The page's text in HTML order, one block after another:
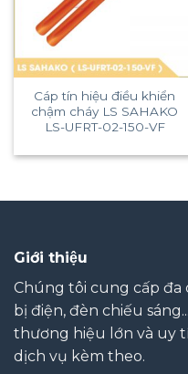
Cáp tín hiệu điều khiển
chậm cháy LS SAHAKO
LS-UFRT-02-150-VF
Giới thiệu
Chúng tôi cung cấp đa
bị điện, đèn chiếu
thương hiệu lớn và uy
dịch vụ kèm theo.